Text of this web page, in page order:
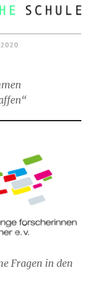
Fragen in den